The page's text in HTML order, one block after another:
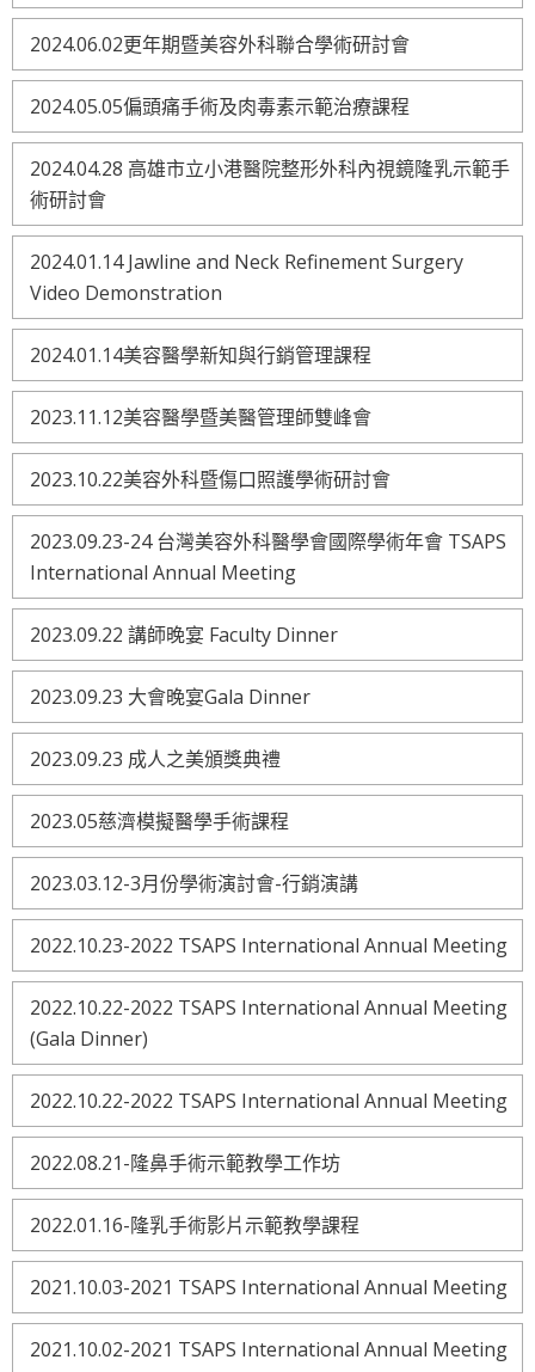
2024.06.02更年期暨美容外科聯合學術研討會
2024.05.05偏頭痛手術及肉毒素示範治療課程
2024.04.28 高雄市立小港醫院整形外科內視鏡隆乳示範手
術研討會
2024.01.14 Jawline and Neck Refinement Surgery
Video Demonstration
2024.01.14美容醫學新知與行銷管理課程
2023.11.12美容醫學暨美醫管理師雙峰會
2023.10.22美容外科暨傷口照護學術研討會
2023.09.23-24 台灣美容外科醫學會國際學術年會 TSAPS
International Annual Meeting
2023.09.22 講師晚宴 Faculty Dinner
2023.09.23 大會晚宴Gala Dinner
2023.09.23 成人之美頒獎典禮
2023.05慈濟模擬醫學手術課程
2023.03.12-3月份學術演討會-行銷演講
2022.10.23-2022 TSAPS International Annual Meeting
2022.10.22-2022 TSAPS International Annual Meeting
(Gala Dinner)
2022.10.22-2022 TSAPS International Annual Meeting
2022.08.21-隆鼻手術示範教學工作坊
2022.01.16-隆乳手術影片示範教學課程
2021.10.03-2021 TSAPS International Annual Meeting
2021.10.02-2021 TSAPS International Annual Meeting